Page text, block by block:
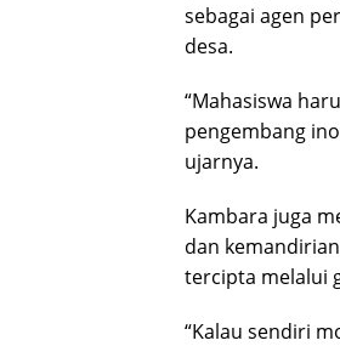
sebagai agen
desa.
“Mahasiswa
pengembang
ujarnya.
Kambara juga
dan
tercipta melalui
“Kalau sendiri